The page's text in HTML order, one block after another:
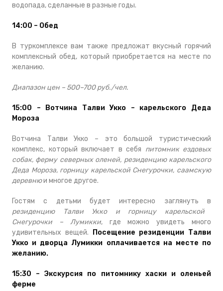
водопада, сделанные в разные годы.
14:00 – Обед
В туркомплексе вам также предложат вкусный горячий
комплексный обед, который приобретается на месте по
желанию.
Диапазон цен – 500–700 руб./чел.
15:00 – Вотчина Талви Укко – карельского Деда
Мороза
Вотчина Талви Укко – это большой туристический
комплекс, который включает в себя питомник ездовых
собак, ферму северных оленей, резиденцию карельского
Деда Мороза, горницу карельской Снегурочки, саамскую
деревнюи многое другое.
Гостям с детьми будет интересно заглянуть в
резиденцию Талви Укко и горницу карельской
Снегурочки – Лумикки, где можно увидеть много
удивительных вещей.
Посещение резиденции Талви
Укко и дворца Лумикки оплачивается на месте по
желанию.
15:30 – Экскурсия по питомнику хаски и оленьей
ферме